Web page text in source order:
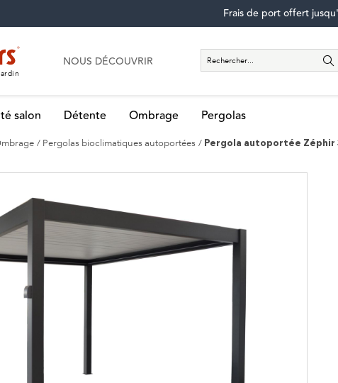
Frais de port offert
NOUS DÉCOUVRIR
salon Détente Ombrage Pergolas
Pergolas bioclimatiques autoportées Pergola autoportée Zéphir